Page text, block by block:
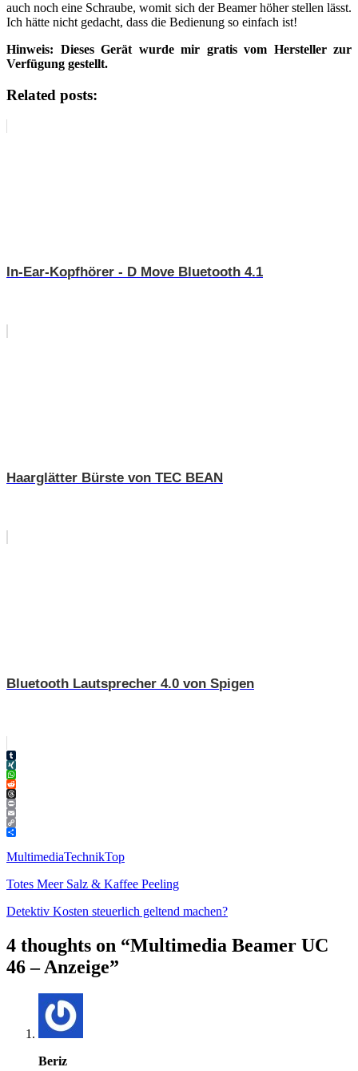
auch noch eine Schraube, womit sich der Beamer höher stellen lässt.
Ich hätte nicht gedacht, dass die Bedienung so einfach ist!
Hinweis: Dieses Gerät wurde mir gratis vom Hersteller zur
Verfügung gestellt.
Related posts:
In-Ear-Kopfhörer - D Move Bluetooth 4.1
Haarglätter Bürste von TEC BEAN
Bluetooth Lautsprecher 4.0 von Spigen
Tumblr
XING
WhatsApp
Reddit
Threads
Print
Email
Copy
Link
Teilen
MultimediaTechnikTop
Totes Meer Salz & Kaffee Peeling
Detektiv Kosten steuerlich geltend machen?
4 thoughts on “Multimedia Beamer UC
46 – Anzeige”
Beriz